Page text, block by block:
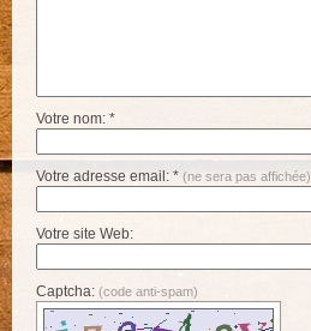
Votre nom: *
Votre adresse email: * (ne sera pas affichée)
Votre site Web:
Captcha: (code anti-spam)